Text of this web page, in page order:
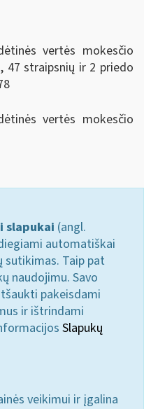
vertės mokesčio
47 straipsnių ir 2 priedo
vertės mokesčio
slapukai (angl.
automatiškai
sutikimas. Taip pat
naudojimu. Savo
pakeisdami
ir ištrindami
Slapukų
veikimui ir įgalina